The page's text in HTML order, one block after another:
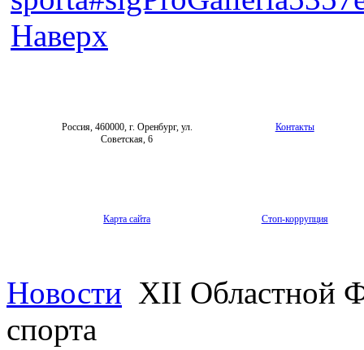
Наверх
Россия, 460000, г. Оренбург, ул.
Советская, 6
Контакты
Карта сайта Стоп-коррупция
Новости XII Областной
спорта